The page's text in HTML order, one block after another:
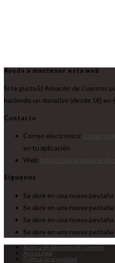
Ayuda a mantener esta web
Si te gusta El Almacén de Cuentos
haciendo un donativo (desde 1€) en
Contacto
Correo electrónico:
en tu aplicación
Web:
Síguenos
Se abre en una nueva pestaña
Se abre en una nueva pestaña
Se abre en una nueva pestaña
Se abre en una nueva pestaña
Acerca de Almacén de Cuentos
Aviso Legal
Política de privacidad